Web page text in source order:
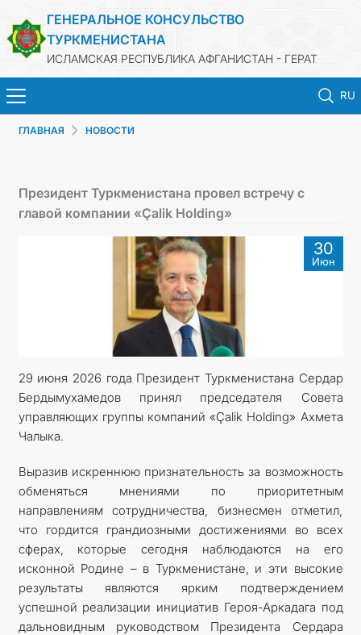
ГЕНЕРАЛЬНОЕ КОНСУЛЬСТВО
ТУРКМЕНИСТАНА
ИСЛАМСКАЯ РЕСПУБЛИКА АФГАНИСТАН - ГЕРАТ
RU
ТУРКМЕНИСТАН
КОНСУЛЬСКИЕ УСЛУГИ
МИД
КОНТАКТНЫЕ ДАННЫЕ
ГЛАВНАЯ НОВОСТИ
Президент Туркменистана провел встречу с
главой компании «Çalik Holding»
30
Июн
29 июня 2026 года Президент Туркменистана Сердар
Бердымухамедов принял председателя Совета
управляющих группы компаний «Çalik Holding» Ахмета
Чалыка.
Выразив искреннюю признательность за возможность
обменяться мнениями по приоритетным
направлениям сотрудничества, бизнесмен отметил,
что гордится грандиозными достижениями во всех
сферах, которые сегодня наблюдаются на его
исконной Родине – в Туркменистане, и эти высокие
результаты являются ярким подтверждением
успешной реализации инициатив Героя-Аркадага под
дальновидным руководством Президента Сердара